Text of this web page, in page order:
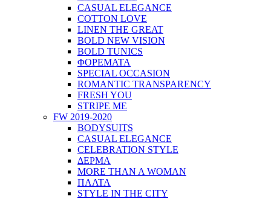
CASUAL ELEGANCE
COTTON LOVE
LINEN THE GREAT
BOLD NEW VISION
BOLD TUNICS
ΦΟΡΕΜΑΤΑ
SPECIAL OCCASION
ROMANTIC TRANSPARENCY
FRESH YOU
STRIPE ME
FW 2019-2020
BODYSUITS
CASUAL ELEGANCE
CELEBRATION STYLE
ΔΕΡΜΑ
MORE THAN A WOMAN
ΠΑΛΤΑ
STYLE IN THE CITY